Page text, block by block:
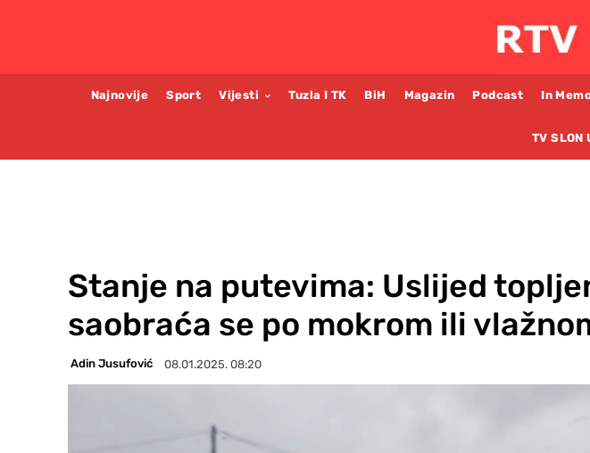
Najnovije Sport Vijesti Tuzla I TK BiH Magazin Podcast In
TV SLON
Stanje na putevima: Uslijed
saobraća se po mokrom ili
Adin Jusufović 08.01.2025. 08:20